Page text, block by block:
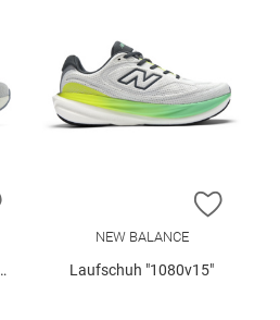
ZUR WUNSCHLISTE HINZUFÜGEN
ZUR
NEW BALANCE
Laufschuh "1080v15"